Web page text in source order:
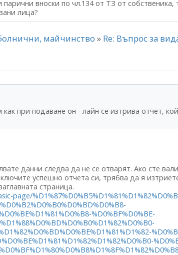
вноски по чл.134 от ТЗ от собственика,
лица?
майчинство» Re: Въпрос за
при подаване он - лайн се изтрива отчет,
данни следва да не се отварят. Ако сте
успешно отчета си, трябва да я
страница.
page/
%D0%BF%D0%BE-